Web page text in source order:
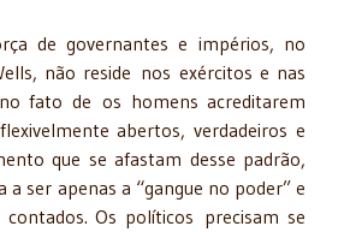
de governantes e impérios, no
não reside nos exércitos e nas
fato de os homens acreditarem
abertos, verdadeiros e
que se afastam desse padrão,
a ser apenas a “gangue no poder” e
contados. Os políticos precisam se